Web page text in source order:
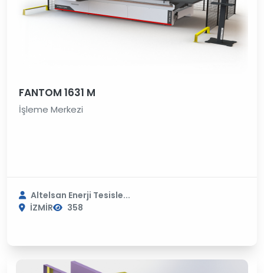
FANTOM 1631 M
İşleme Merkezi
Altelsan Enerji Tesisle...
İZMİR
358